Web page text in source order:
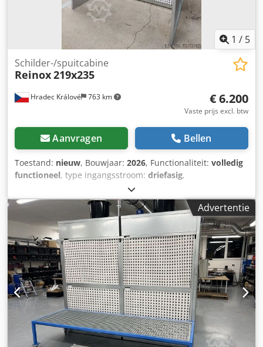
1 / 5
Hradec Králové 763 km
Schilder-/spuitcabine
Reinox219x235
€ 6.200
Vaste prijs excl. btw
Aanvragen Bellen
Toestand: nieuw, Bouwjaar: 2026, Functionaliteit: volledig
functioneel, type ingangsstroom: driefasig,
Spuit-/verfkamer !! Het betreft altijd een nieuwe machine
(foto's tonen gerealiseerde installaties bij klanten). Wij zijn
de fabrikant. !! Wij bieden een nieuwe spuit- en
afzuigcabine Reinox 219×235 aan, ontworpen voor
professioneel gebruik in de industrie. De cabine is volledig
uitgevoerd volgens EX / ATEX-specificaties, uitgerust met
een frequentieomvormer voor de regeling van de
ventilatorcapaciteit en drievoudige luchtfiltratie. Geschikt
voor spuitwerk, het aanbrengen van coatings en het
afzuigen van dampen in explosiegevaarlijke omgevingen.
Technische gegevens Dcedjia Taqepfx Aflek Fabrikant:
Reinox Model: 219×235 - Staat: nieuw - Ventilator is
gecertificeerd voor ATEX zone 22 - Voedingsspanning: 400
Advertentie